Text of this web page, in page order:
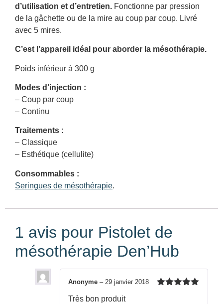
d’utilisation et d’entretien. Fonctionne par pression
de la gâchette ou de la mire au coup par coup. Livré
avec 5 mires.
C’est l’appareil idéal pour aborder la mésothérapie.
Poids inférieur à 300 g
Modes d’injection :
– Coup par coup
– Continu
Traitements :
– Classique
– Esthétique (cellulite)
Consommables :
Seringues de mésothérapie.
1 avis pour Pistolet de
mésothérapie Den’Hub
Anonyme – 29 janvier 2018
Très bon produit